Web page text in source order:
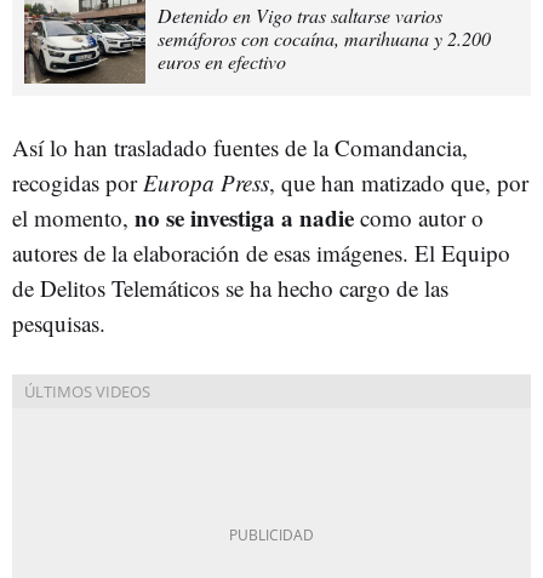
Detenido en Vigo tras saltarse varios
semáforos con cocaína, marihuana y 2.200
euros en efectivo
Así lo han trasladado fuentes de la Comandancia,
recogidas por Europa Press, que han matizado que, por
el momento, no se investiga a nadie como autor o
autores de la elaboración de esas imágenes. El Equipo
de Delitos Telemáticos se ha hecho cargo de las
pesquisas.